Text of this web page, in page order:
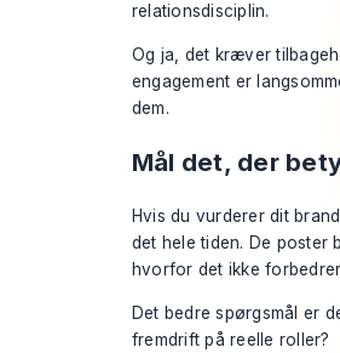
relationsdisciplin.
Og ja, det kræver
engagement er
dem.
Mål det, der
Hvis du vurderer dit
det hele tiden. De poster
hvorfor det ikke
Det bedre spørgsmål er
fremdrift på reelle roller?